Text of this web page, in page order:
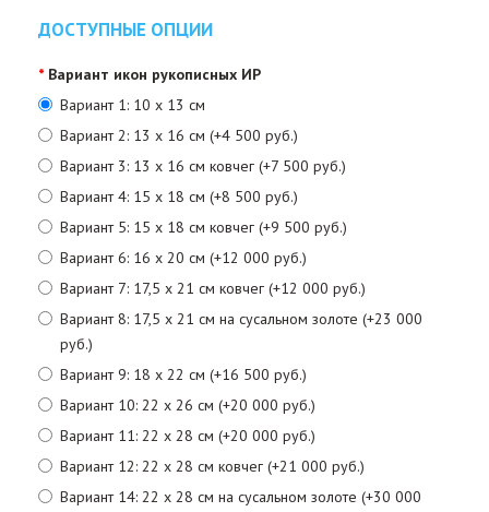
ДОСТУПНЫЕ ОПЦИИ
Вариант икон рукописных ИР
Вариант 1: 10 х 13 см
Вариант 2: 13 х 16 см (+4 500 руб.)
Вариант 3: 13 х 16 см ковчег (+7 500 руб.)
Вариант 4: 15 х 18 см (+8 500 руб.)
Вариант 5: 15 х 18 см ковчег (+9 500 руб.)
Вариант 6: 16 х 20 см (+12 000 руб.)
Вариант 7: 17,5 х 21 см ковчег (+12 000 руб.)
Вариант 8: 17,5 х 21 см на сусальном золоте (+23 000
руб.)
Вариант 9: 18 х 22 см (+16 500 руб.)
Вариант 10: 22 х 26 см (+20 000 руб.)
Вариант 11: 22 х 28 см (+20 000 руб.)
Вариант 12: 22 х 28 см ковчег (+21 000 руб.)
Вариант 14: 22 х 28 см на сусальном золоте (+30 000